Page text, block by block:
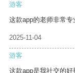
游客
这款app的老师非常专
2025-11-04
游客
这款app是我社交的好